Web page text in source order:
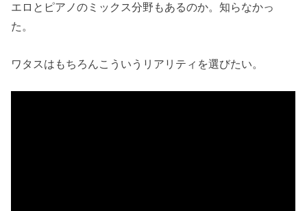
エロとピアノのミックス分野もあるのか。知らなかっ
た。
ワタスはもちろんこういうリアリティを選びたい。